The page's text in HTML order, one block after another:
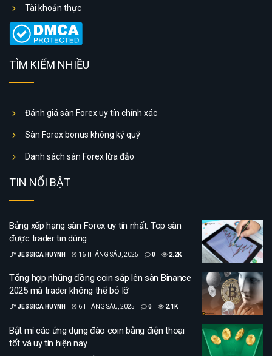
Tài khoản thực
TÌM KIẾM NHIỀU
Đánh giá sàn Forex uy tín chính xác
Sàn Forex bonus không ký quỹ
Danh sách sàn Forex lừa đảo
TIN NỔI BẬT
Bảng xếp hạng sàn Forex uy tín nhất: Top sàn
được trader tin dùng
BYJESSICA HUYNH 16 THÁNG SÁU, 2025 0 2.2K
Tổng hợp những đồng coin sắp lên sàn Binance
2025 mà trader không thể bỏ lỡ
BYJESSICA HUYNH 6 THÁNG SÁU, 2025 0 2.1K
Bật mí các ứng dụng đào coin bằng điện thoại
tốt và uy tín hiện nay